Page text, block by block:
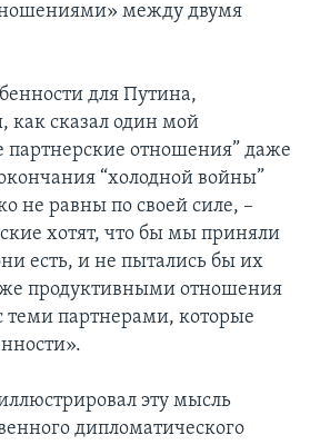
между двумя
для Путина,
сказал один мой
отношения” даже
“холодной войны”
не равны по своей силе, –
хотят, что бы мы приняли
есть, и не пытались бы их
продуктивными отношения
теми партнерами, которые
эту мысль
дипломатического